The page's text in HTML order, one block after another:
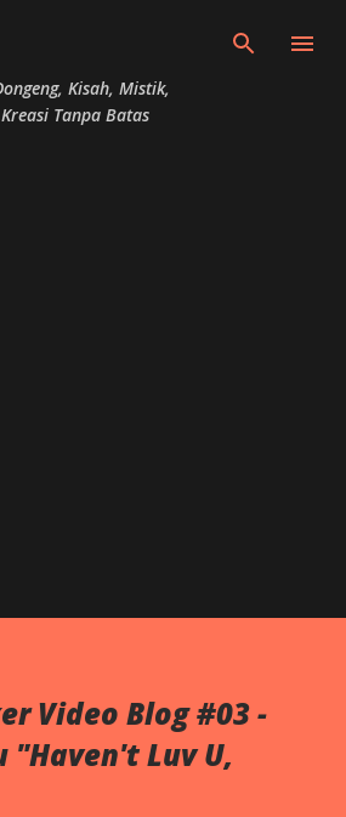
Kisah, Mistik,
Tanpa Batas
Video Blog #03 -
"Haven't Luv U,